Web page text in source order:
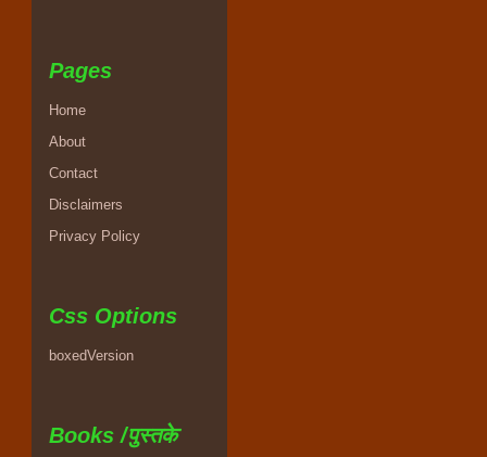
Pages
Home
About
Contact
Disclaimers
Privacy Policy
Css Options
boxedVersion
Books /पुस्तके